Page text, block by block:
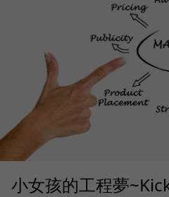
小女孩的工程夢